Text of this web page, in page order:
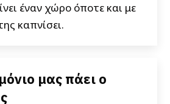
έναν χώρο όποτε και με
καπνίσει.
μας πάει ο